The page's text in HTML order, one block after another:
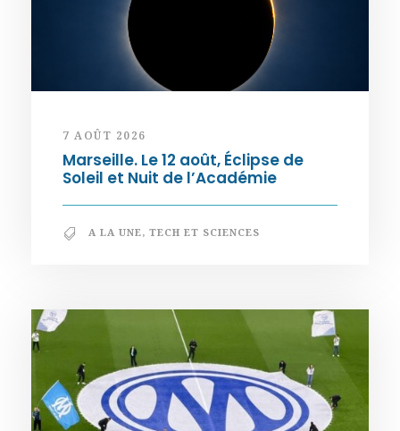
7 AOÛT 2026
Marseille. Le 12 août, Éclipse de
Soleil et Nuit de l’Académie
A LA UNE, TECH ET SCIENCES